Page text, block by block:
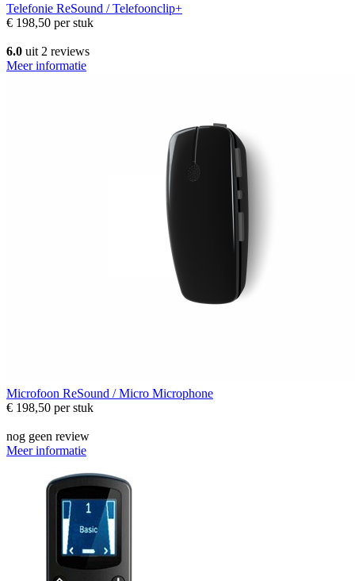
Telefonie ReSound / Telefoonclip+
€ 198,50 per stuk
6.0 uit 2 reviews
Meer informatie
Microfoon ReSound / Micro Microphone
€ 198,50 per stuk
nog geen review
Meer informatie